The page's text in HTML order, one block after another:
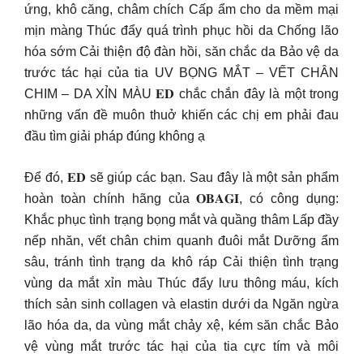
ứng, khô căng, châm chích Cấp ẩm cho da mềm mại
mịn màng Thúc đẩy quá trình phục hồi da Chống lão
hóa sớm Cải thiện độ đàn hồi, săn chắc da Bảo vệ da
trước tác hại của tia UV BỌNG MẮT – VẾT CHÂN
CHIM – DA XỈN MÀU 𝐄𝐃 chắc chắn đây là một trong
những vấn đề muôn thuở khiến các chị em phải đau
đầu tìm giải pháp đúng không ạ
Để đó, 𝐄𝐃 sẽ giúp các bạn. Sau đây là một sản phẩm
hoàn toàn chính hãng của 𝐎𝐁𝐀𝐆𝐈, có công dụng:
Khắc phục tình trạng bọng mắt và quầng thâm Lấp đầy
nếp nhăn, vết chân chim quanh đuôi mắt Dưỡng ẩm
sâu, tránh tình trạng da khô ráp Cải thiện tình trạng
vùng da mắt xỉn màu Thúc đẩy lưu thông máu, kích
thích sản sinh collagen và elastin dưới da Ngăn ngừa
lão hóa da, da vùng mắt chảy xệ, kém săn chắc Bảo
vệ vùng mắt trước tác hại của tia cực tím và môi